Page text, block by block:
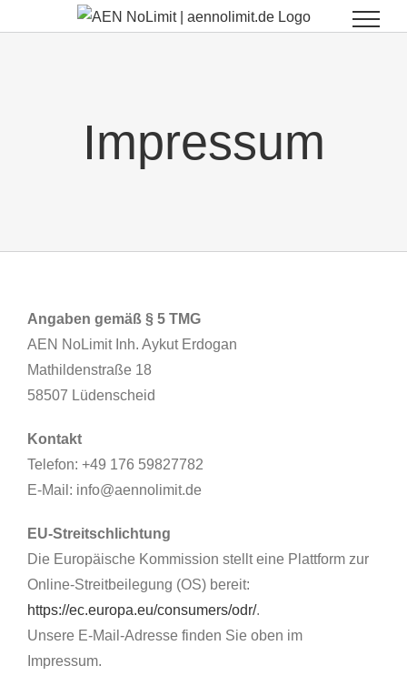
Inhalt
Impressum
Angaben gemäß § 5 TMG
AEN NoLimit Inh. Aykut Erdogan
Mathildenstraße 18
58507 Lüdenscheid
Kontakt
Telefon: +49 176 59827782
E-Mail: info@aennolimit.de
EU-Streitschlichtung
Die Europäische Kommission stellt eine Plattform zur
Online-Streitbeilegung (OS) bereit:
https://ec.europa.eu/consumers/odr/.
Unsere E-Mail-Adresse finden Sie oben im
Impressum.